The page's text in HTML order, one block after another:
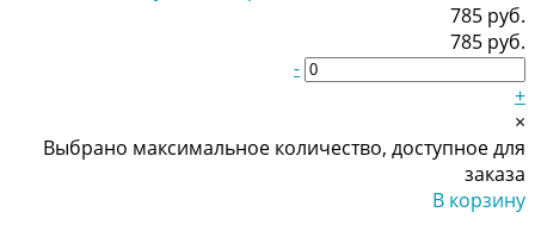
785 руб.
785 руб.
-
+
×
Выбрано максимальное количество, доступное для
заказа
В корзину